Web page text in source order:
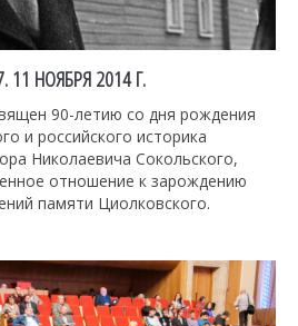
11 НОЯБРЯ 2014 Г.
90-летию со дня рождения
и российского историка
Николаевича Сокольского,
отношение к зарождению
памяти Циолковского.